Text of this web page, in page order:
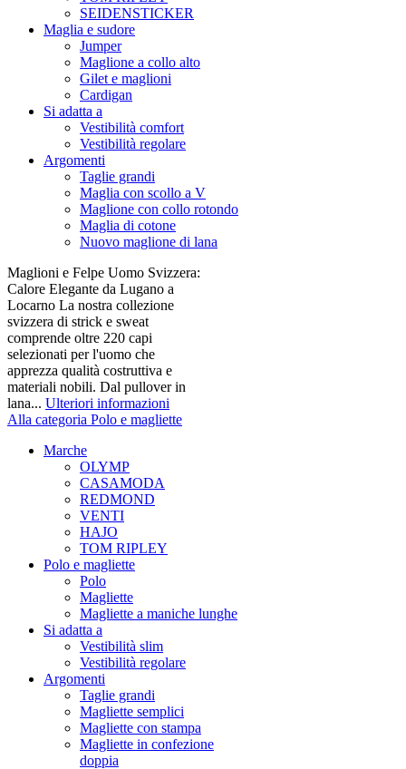
SEIDENSTICKER
Maglia e sudore
Jumper
Maglione a collo alto
Gilet e maglioni
Cardigan
Si adatta a
Vestibilità comfort
Vestibilità regolare
Argomenti
Taglie grandi
Maglia con scollo a V
Maglione con collo rotondo
Maglia di cotone
Nuovo maglione di lana
Maglioni e Felpe Uomo Svizzera:
Calore Elegante da Lugano a
Locarno La nostra collezione
svizzera di strick e sweat
comprende oltre 220 capi
selezionati per l'uomo che
apprezza qualità costruttiva e
materiali nobili. Dal pullover in
lana... Ulteriori informazioni
Alla categoria Polo e magliette
Marche
OLYMP
CASAMODA
REDMOND
VENTI
HAJO
TOM RIPLEY
Polo e magliette
Polo
Magliette
Magliette a maniche lunghe
Si adatta a
Vestibilità slim
Vestibilità regolare
Argomenti
Taglie grandi
Magliette semplici
Magliette con stampa
Magliette in confezione
doppia